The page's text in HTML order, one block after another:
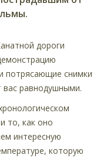
дороги
потрясающие снимки
вас равнодушными.
то, как оно
интересную
которую